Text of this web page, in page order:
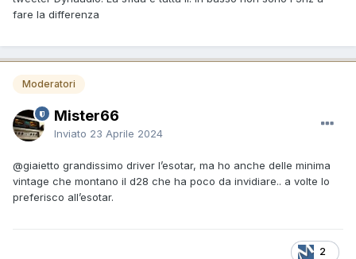
fare la differenza
Moderatori
Mister66
Inviato 23 Aprile 2024
@giaietto grandissimo driver l’esotar, ma ho anche delle minima
vintage che montano il d28 che ha poco da invidiare.. a volte lo
preferisco all’esotar.
2